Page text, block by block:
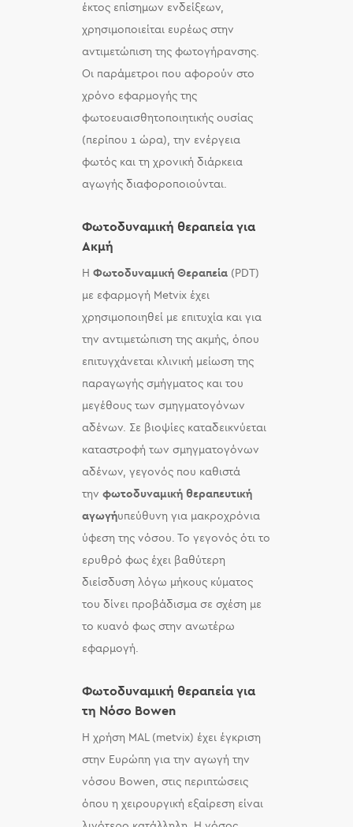
έκτος επίσημων ενδείξεων,
χρησιμοποιείται ευρέως στην
αντιμετώπιση της φωτογήρανσης.
Οι παράμετροι που αφορούν στο
χρόνο εφαρμογής της
φωτοευαισθητοποιητικής ουσίας
(περίπου 1 ώρα), την ενέργεια
φωτός και τη χρονική διάρκεια
αγωγής διαφοροποιούνται.
Φωτοδυναμική θεραπεία για
Ακμή
Η Φωτοδυναμική Θεραπεία (PDT)
με εφαρμογή Metvix έχει
χρησιμοποιηθεί με επιτυχία και για
την αντιμετώπιση της ακμής, όπου
επιτυγχάνεται κλινική μείωση της
παραγωγής σμήγματος και του
μεγέθους των σμηγματογόνων
αδένων. Σε βιοψίες καταδεικνύεται
καταστροφή των σμηγματογόνων
αδένων, γεγονός που καθιστά
την φωτοδυναμική θεραπευτική
αγωγήυπεύθυνη για μακροχρόνια
ύφεση της νόσου. Το γεγονός ότι το
ερυθρό φως έχει βαθύτερη
διείσδυση λόγω μήκους κύματος
του δίνει προβάδισμα σε σχέση με
το κυανό φως στην ανωτέρω
εφαρμογή.
Φωτοδυναμική θεραπεία για
τη Νόσο Bowen
Η χρήση MAL (metvix) έχει έγκριση
στην Ευρώπη για την αγωγή την
νόσου Bowen, στις περιπτώσεις
όπου η χειρουργική εξαίρεση είναι